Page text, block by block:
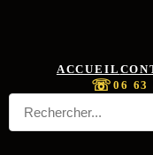
ACCUEIL
☏06 63